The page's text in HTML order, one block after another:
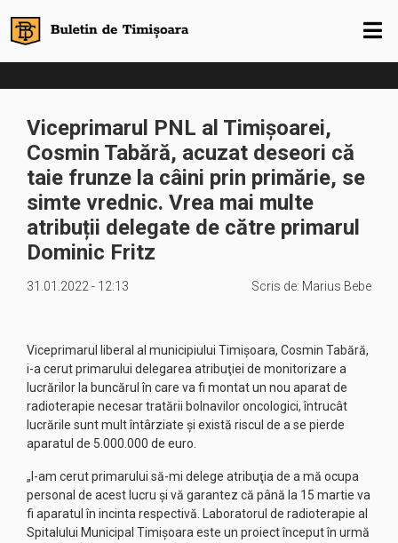
Viceprimarul PNL al Timișoarei,
Cosmin Tabără, acuzat deseori că
taie frunze la câini prin primărie, se
simte vrednic. Vrea mai multe
atribuții delegate de către primarul
Dominic Fritz
31.01.2022 - 12:13 Scris de: Marius Bebe
Viceprimarul liberal al municipiului Timişoara, Cosmin Tabără,
i-a cerut primarului delegarea atribuţiei de monitorizare a
lucrărilor la buncărul în care va fi montat un nou aparat de
radioterapie necesar tratării bolnavilor oncologici, întrucât
lucrările sunt mult întârziate şi există riscul de a se pierde
aparatul de 5.000.000 de euro.
„I-am cerut primarului să-mi delege atribuţia de a mă ocupa
personal de acest lucru şi vă garantez că până la 15 martie va
fi aparatul în incinta respectivă. Laboratorul de radioterapie al
Spitalului Municipal Timişoara este un proiect început în urmă